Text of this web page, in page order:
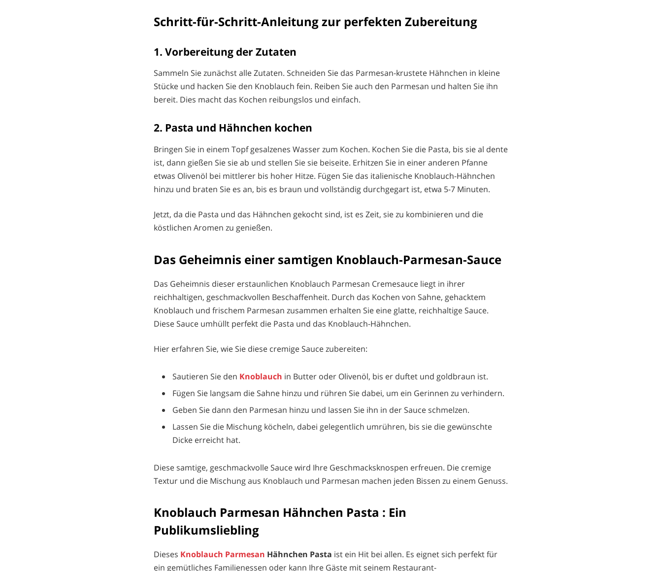
Schritt-für-Schritt-Anleitung zur perfekten Zubereitung
1. Vorbereitung der Zutaten
Sammeln Sie zunächst alle Zutaten. Schneiden Sie das Parmesan-krustete Hähnchen in kleine
Stücke und hacken Sie den Knoblauch fein. Reiben Sie auch den Parmesan und halten Sie ihn
bereit. Dies macht das Kochen reibungslos und einfach.
2. Pasta und Hähnchen kochen
Bringen Sie in einem Topf gesalzenes Wasser zum Kochen. Kochen Sie die Pasta, bis sie al dente
ist, dann gießen Sie sie ab und stellen Sie sie beiseite. Erhitzen Sie in einer anderen Pfanne
etwas Olivenöl bei mittlerer bis hoher Hitze. Fügen Sie das italienische Knoblauch-Hähnchen
hinzu und braten Sie es an, bis es braun und vollständig durchgegart ist, etwa 5-7 Minuten.
Jetzt, da die Pasta und das Hähnchen gekocht sind, ist es Zeit, sie zu kombinieren und die
köstlichen Aromen zu genießen.
Das Geheimnis einer samtigen Knoblauch-Parmesan-Sauce
Das Geheimnis dieser erstaunlichen Knoblauch Parmesan Cremesauce liegt in ihrer
reichhaltigen, geschmackvollen Beschaffenheit. Durch das Kochen von Sahne, gehacktem
Knoblauch und frischem Parmesan zusammen erhalten Sie eine glatte, reichhaltige Sauce.
Diese Sauce umhüllt perfekt die Pasta und das Knoblauch-Hähnchen.
Hier erfahren Sie, wie Sie diese cremige Sauce zubereiten:
Sautieren Sie den Knoblauch in Butter oder Olivenöl, bis er duftet und goldbraun ist.
Fügen Sie langsam die Sahne hinzu und rühren Sie dabei, um ein Gerinnen zu verhindern.
Geben Sie dann den Parmesan hinzu und lassen Sie ihn in der Sauce schmelzen.
Lassen Sie die Mischung köcheln, dabei gelegentlich umrühren, bis sie die gewünschte
Dicke erreicht hat.
Diese samtige, geschmackvolle Sauce wird Ihre Geschmacksknospen erfreuen. Die cremige
Textur und die Mischung aus Knoblauch und Parmesan machen jeden Bissen zu einem Genuss.
Knoblauch Parmesan Hähnchen Pasta : Ein
Publikumsliebling
Dieses Knoblauch Parmesan Hähnchen Pasta ist ein Hit bei allen. Es eignet sich perfekt für
ein gemütliches Familienessen oder kann Ihre Gäste mit seinem Restaurant-